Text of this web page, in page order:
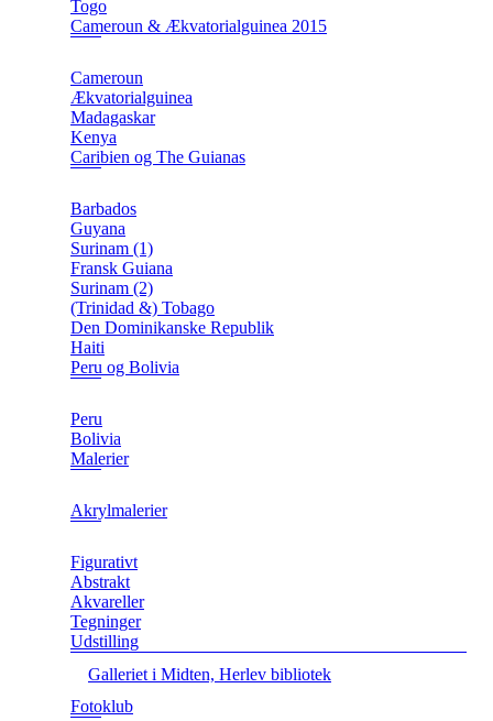
Togo
Cameroun & Ækvatorialguinea 2015
Cameroun
Ækvatorialguinea
Madagaskar
Kenya
Caribien og The Guianas
Barbados
Guyana
Surinam (1)
Fransk Guiana
Surinam (2)
(Trinidad &) Tobago
Den Dominikanske Republik
Haiti
Peru og Bolivia
Peru
Bolivia
Malerier
Akrylmalerier
Figurativt
Abstrakt
Akvareller
Tegninger
Udstilling
Galleriet i Midten, Herlev bibliotek
Fotoklub